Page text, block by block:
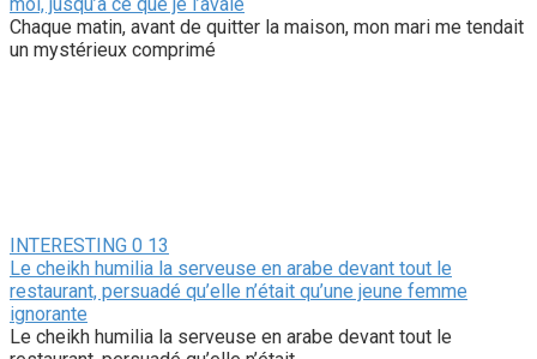
Chaque matin, avant de quitter la maison, mon mari me tendait
un mystérieux comprimé
INTERESTING 0 13
Le cheikh humilia la serveuse en arabe devant tout le
restaurant, persuadé qu’elle n’était qu’une jeune femme
ignorante
Le cheikh humilia la serveuse en arabe devant tout le